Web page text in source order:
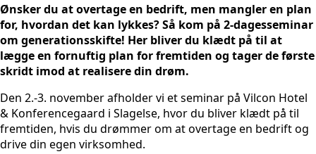
Ønsker du at overtage en bedrift, men mangler en plan
for, hvordan det kan lykkes? Så kom på 2-dagesseminar
om generationsskifte! Her bliver du klædt på til at
lægge en fornuftig plan for fremtiden og tager de første
skridt imod at realisere din drøm.
Den 2.-3. november afholder vi et seminar på Vilcon Hotel
& Konferencegaard i Slagelse, hvor du bliver klædt på til
fremtiden, hvis du drømmer om at overtage en bedrift og
drive din egen virksomhed.